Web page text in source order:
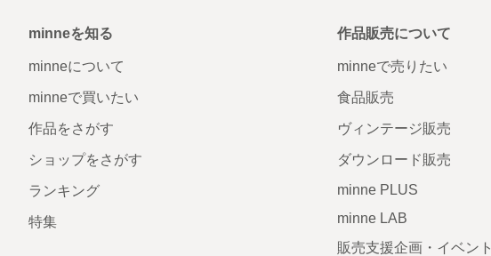
minneを知る
minneについて
minneで買いたい
作品をさがす
ショップをさがす
ランキング
特集
作品販売について
minneで売りたい
食品販売
ヴィンテージ販売
ダウンロード販売
minne PLUS
minne LAB
販売支援企画・イベント